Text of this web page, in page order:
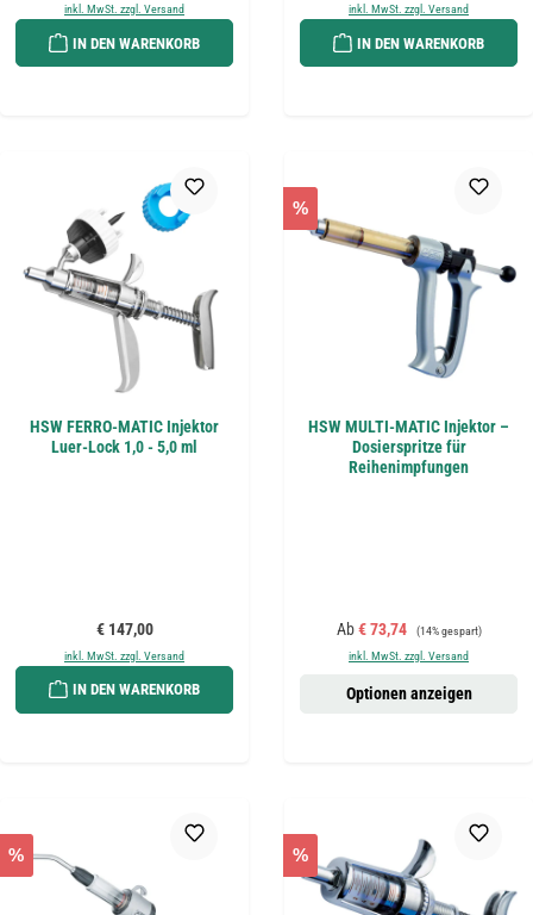
inkl. MwSt. zzgl. Versand
IN DEN WARENKORB
inkl. MwSt. zzgl. Versand
IN DEN WARENKORB
HSW FERRO-MATIC Injektor
Luer-Lock 1,0 - 5,0 ml
Regulärer Preis:
€ 147,00
inkl. MwSt. zzgl. Versand
IN DEN WARENKORB
%
HSW MULTI-MATIC Injektor –
Dosierspritze für
Reihenimpfungen
Verkaufspreis:
Ab€ 73,74 Regulärer Preis:
(14% gespart)
inkl. MwSt. zzgl. Versand
Optionen anzeigen
% %